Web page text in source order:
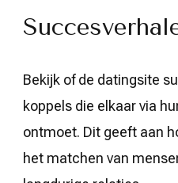
Bekijk of de datingsite
koppels die elkaar via
ontmoet. Dit geeft aan
het matchen van